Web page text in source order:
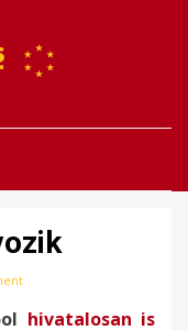
hivatalosan is